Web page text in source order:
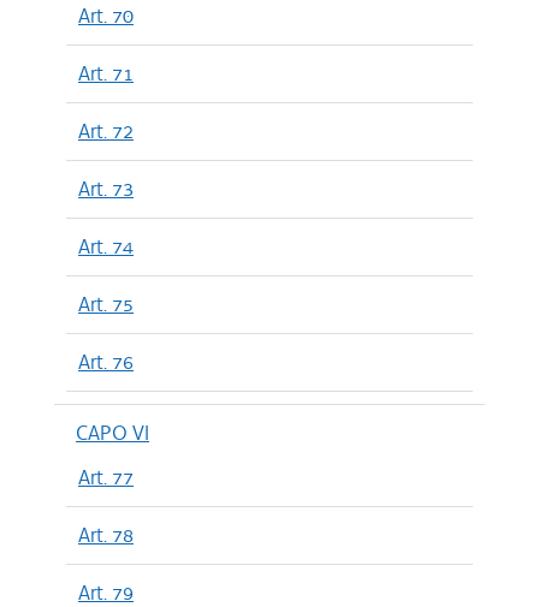
Art. 70
Art. 71
Art. 72
Art. 73
Art. 74
Art. 75
Art. 76
CAPO VI
Art. 77
Art. 78
Art. 79